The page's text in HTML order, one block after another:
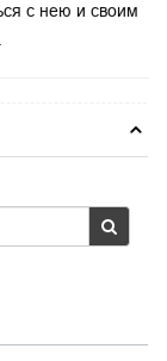
с нею и своим